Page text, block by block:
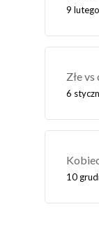
9
Złe
6
10